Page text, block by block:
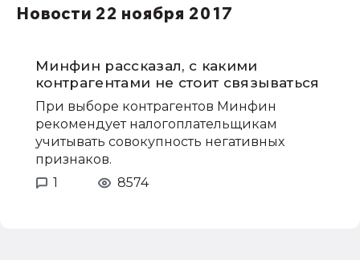
Новости 22 ноября 2017
Минфин рассказал, с какими
контрагентами не стоит связываться
При выборе контрагентов Минфин
рекомендует налогоплательщикам
учитывать совокупность негативных
признаков.
1
8574